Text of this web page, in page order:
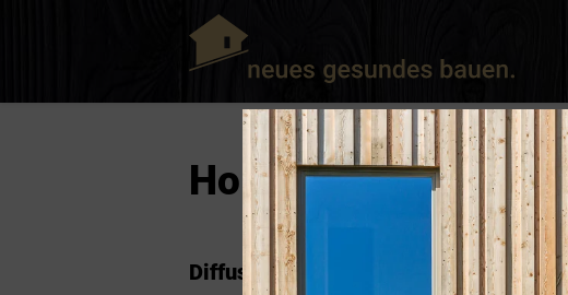
Holzrahmenbau
Diffusionsoffener Holzrahmenbau Für